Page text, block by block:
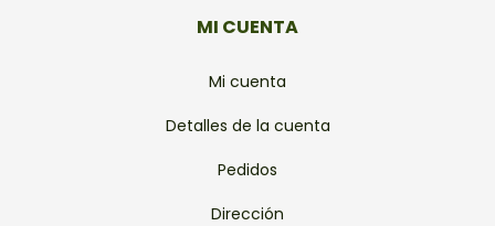
MI CUENTA
Mi cuenta
Detalles de la cuenta
Pedidos
Dirección